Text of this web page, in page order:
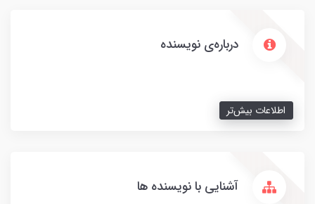
درباره‌ی نویسنده
اطلاعات بیش‌تر
آشنایی با نویسنده ها